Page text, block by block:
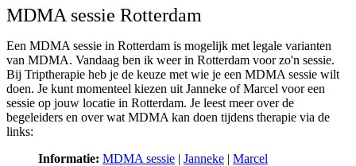
MDMA sessie Rotterdam
Een MDMA sessie in Rotterdam is mogelijk met legale varianten
van MDMA. Vandaag ben ik weer in Rotterdam voor zo'n sessie.
Bij Triptherapie heb je de keuze met wie je een MDMA sessie wilt
doen. Je kunt momenteel kiezen uit Janneke of Marcel voor een
sessie op jouw locatie in Rotterdam. Je leest meer over de
begeleiders en over wat MDMA kan doen tijdens therapie via de
links:
Informatie: MDMA sessie | Janneke | Marcel